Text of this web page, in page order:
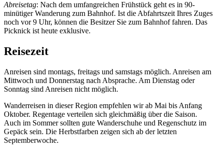
Abreisetag: Nach dem umfangreichen Frühstück geht es in 90-
minütiger Wanderung zum Bahnhof. Ist die Abfahrtszeit Ihres Zuges
noch vor 9 Uhr, können die Besitzer Sie zum Bahnhof fahren. Das
Picknick ist heute exklusive.
Reisezeit
Anreisen sind montags, freitags und samstags möglich. Anreisen am
Mittwoch und Donnerstag nach Absprache. Am Dienstag oder
Sonntag sind Anreisen nicht möglich.
Wanderreisen in dieser Region empfehlen wir ab Mai bis Anfang
Oktober. Regentage verteilen sich gleichmäßig über die Saison.
Auch im Sommer sollten gute Wanderschuhe und Regenschutz im
Gepäck sein. Die Herbstfarben zeigen sich ab der letzten
Septemberwoche.